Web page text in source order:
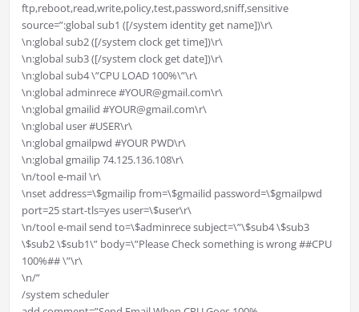
ftp,reboot,read,write,policy,test,password,sniff,sensitive
source=”:global sub1 ([/system identity get name])\r\
\n:global sub2 ([/system clock get time])\r\
\n:global sub3 ([/system clock get date])\r\
\n:global sub4 \”CPU LOAD 100%\”\r\
\n:global adminrece #YOUR@gmail.com\r\
\n:global gmailid #YOUR@gmail.com\r\
\n:global user #USER\r\
\n:global gmailpwd #YOUR PWD\r\
\n:global gmailip 74.125.136.108\r\
\n/tool e-mail \r\
\nset address=\$gmailip from=\$gmailid password=\$gmailpwd
port=25 start-tls=yes user=\$user\r\
\n/tool e-mail send to=\$adminrece subject=\”\$sub4 \$sub3
\$sub2 \$sub1\” body=\”Please Check something is wrong ##CPU
100%## \”\r\
\n/”
/system scheduler